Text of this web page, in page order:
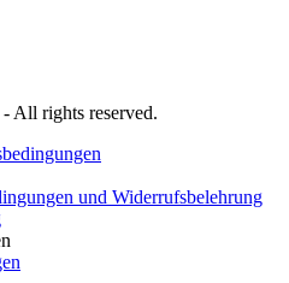
- All rights reserved.
und Widerrufsbelehrung